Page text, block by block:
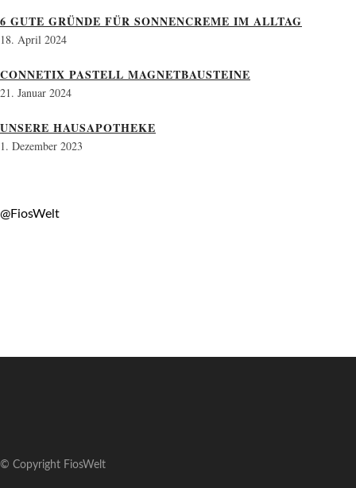
6 GUTE GRÜNDE FÜR SONNENCREME IM ALLTAG
18. April 2024
CONNETIX PASTELL MAGNETBAUSTEINE
21. Januar 2024
UNSERE HAUSAPOTHEKE
1. Dezember 2023
@FiosWelt
© Copyright FiosWelt